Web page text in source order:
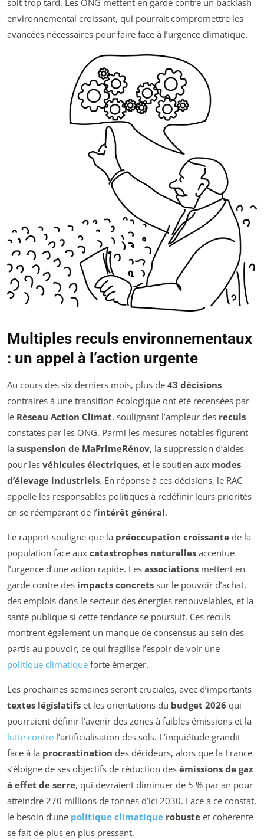
environnemental croissant, qui pourrait compromettre les
avancées nécessaires pour faire face à l’urgence climatique.
Multiples reculs environnementaux
: un appel à l’action urgente
Au cours des six derniers mois, plus de 43 décisions
contraires à une transition écologique ont été recensées par
le Réseau Action Climat, soulignant l’ampleur des reculs
constatés par les ONG. Parmi les mesures notables figurent
la suspension de MaPrimeRénov, la suppression d’aides
pour les véhicules électriques, et le soutien aux modes
d’élevage industriels. En réponse à ces décisions, le RAC
appelle les responsables politiques à redéfinir leurs priorités
en se réemparant de l’intérêt général.
Le rapport souligne que la préoccupation croissante de la
population face aux catastrophes naturelles accentue
l’urgence d’une action rapide. Les associations mettent en
garde contre des impacts concrets sur le pouvoir d’achat,
des emplois dans le secteur des énergies renouvelables, et la
santé publique si cette tendance se poursuit. Ces reculs
montrent également un manque de consensus au sein des
partis au pouvoir, ce qui fragilise l’espoir de voir une
politique climatique forte émerger.
Les prochaines semaines seront cruciales, avec d’importants
textes législatifs et les orientations du budget 2026 qui
pourraient définir l’avenir des zones à faibles émissions et la
lutte contre l’artificialisation des sols. L’inquiétude grandit
face à la procrastination des décideurs, alors que la France
s’éloigne de ses objectifs de réduction des émissions de gaz
à effet de serre, qui devraient diminuer de 5 % par an pour
atteindre 270 millions de tonnes d’ici 2030. Face à ce constat,
le besoin d’une politique climatique robuste et cohérente
se fait de plus en plus pressant.